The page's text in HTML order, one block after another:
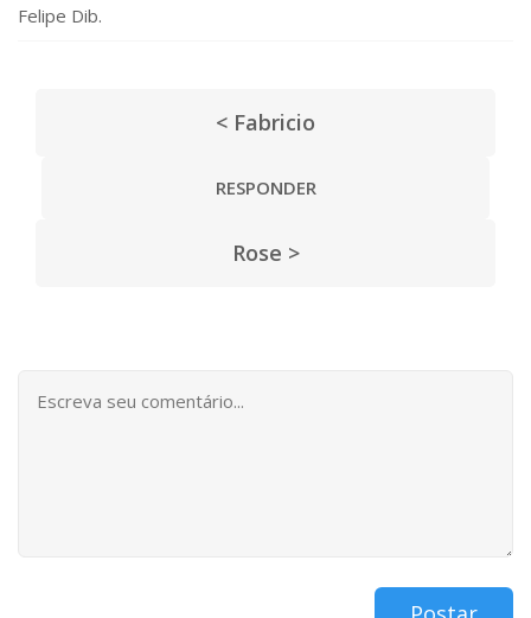
Felipe Dib.
< Fabricio
RESPONDER
Rose >